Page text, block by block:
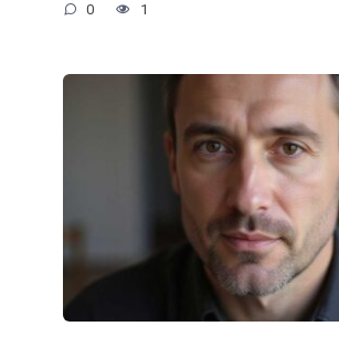
0 1